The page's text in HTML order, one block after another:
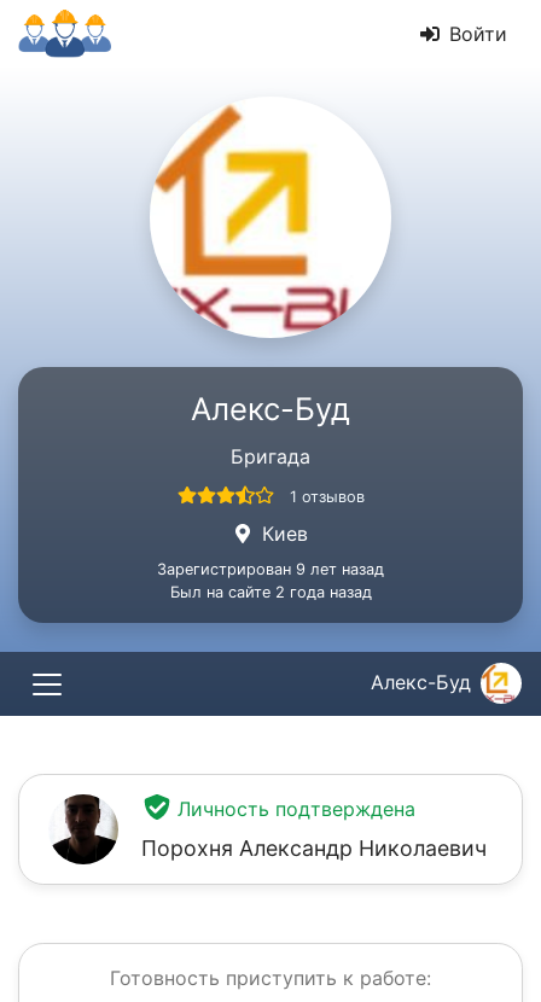
Войти
Алекс-Буд
Бригада
1 отзывов
Киев
Зарегистрирован 9 лет назад
Был на сайте 2 года назад
Алекс-Буд
Личность подтверждена
Порохня Александр Николаевич
Готовность приступить к работе: